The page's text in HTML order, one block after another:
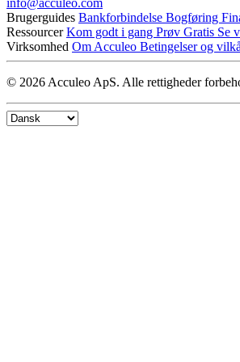
Brugerguides Bankforbindelse Bogføring
RessourcerKom godt i gang Prøv Gratis Se
Virksomhed Om Acculeo Betingelser og
© 2026 Acculeo ApS. Alle rettigheder